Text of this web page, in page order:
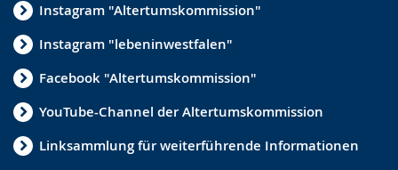
Instagram "Altertumskommission"
Instagram "lebeninwestfalen"
Facebook "Altertumskommission"
YouTube-Channel der Altertumskommission
Linksammlung für weiterführende Informationen